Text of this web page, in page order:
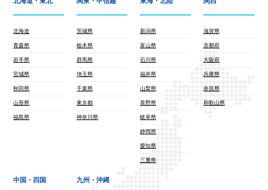
北海道
青森県
岩手県
宮城県
秋田県
山形県
福島県
茨城県
栃木県
群馬県
埼玉県
千葉県
東京都
神奈川県
新潟県
富山県
石川県
福井県
山梨県
長野県
岐阜県
静岡県
愛知県
三重県
滋賀県
京都府
大阪府
兵庫県
奈良県
和歌山県
中国・四国 九州・沖縄